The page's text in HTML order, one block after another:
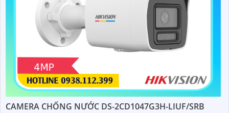
CAMERA CHỐNG NƯỚC DS-2CD1047G3H-LIUF/SRB